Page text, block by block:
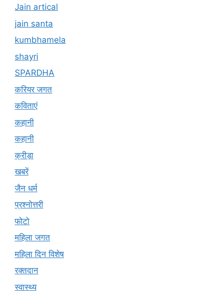
Jain artical
jain santa
kumbhamela
shayri
SPARDHA
करियर जगत
कविताएं
कहानी
कहानी
क्रीड़ा
खबरें
जैन धर्म
प्रश्नोत्तरी
फोटो
महिला जगत
महिला दिन विशेष
रक्तदान
स्वास्थ्य